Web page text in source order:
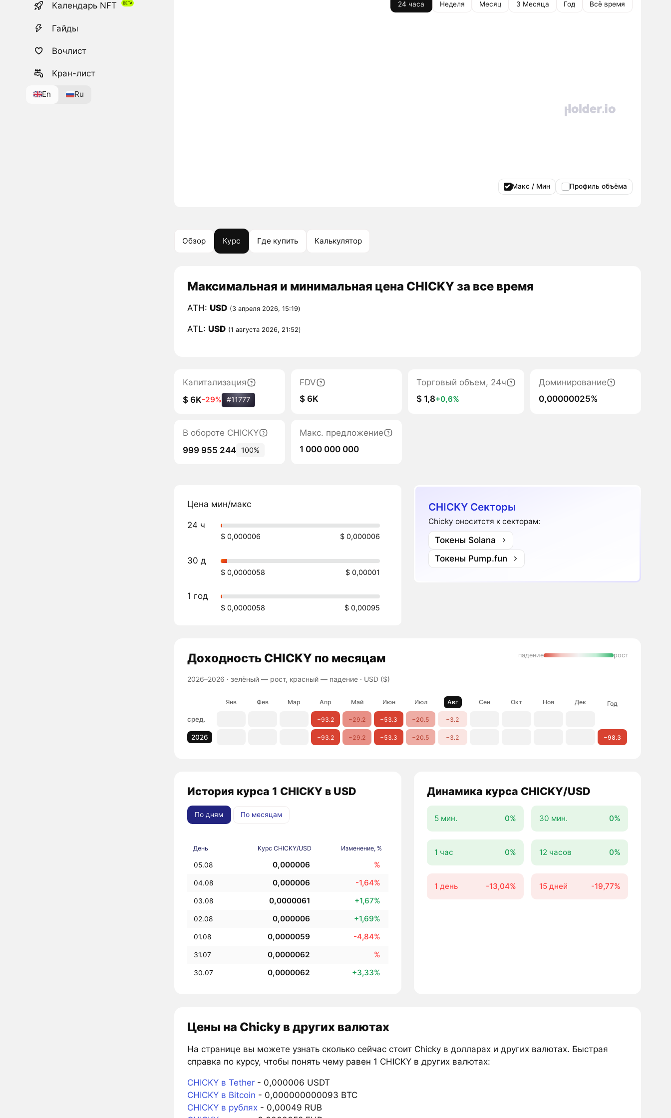
Календарь NFT
Гайды
Вочлист
Кран-лист
En Ru
24 часа Неделя Месяц 3 Месяца Год Всё время
Макс / Мин Профиль объёма
Обзор Курс Где купить Калькулятор
Максимальная и минимальная цена CHICKY за все время
ATH: USD (3 апреля 2026, 15:19)
ATL: USD (1 августа 2026, 21:52)
Капитализация
$ 6K-29% #11777
FDV
$ 6K
Торговый объем, 24ч
$ 1,8+0,6%
Доминирование
0,00000025%
В обороте CHICKY
999 955 244
100%
Макс. предложение
1 000 000 000
Цена мин/макс
24 ч
$ 0,000006 $ 0,000006
30 д
$ 0,0000058 $ 0,00001
1 год
$ 0,0000058 $ 0,00095
CHICKY Секторы
Chicky оноситстя к секторам:
Токены Solana
Токены Pump.fun
ДоходностьCHICKY по месяцам
2026–2026 · зелёный — рост, красный — падение· USD ($)
падение рост
Янв Фев Мар Апр Май Июн Июл Авг Сен Окт Ноя Дек Год
сред. −93.2 −29.2 −53.3 −20.5 −3.2
2026 −93.2 −29.2 −53.3 −20.5 −3.2 −98.3
История курса 1 CHICKY в USD
По дням По месяцам
День Курс CHICKY/USD Изменение, %
05.08 0,000006 %
04.08 0,000006 -1,64%
03.08 0,0000061 +1,67%
02.08 0,000006 +1,69%
01.08 0,0000059 -4,84%
31.07 0,0000062 %
30.07 0,0000062 +3,33%
Динамика курса CHICKY/USD
5 мин. 0% 30 мин. 0%
1 час 0% 12 часов 0%
1 день -13,04% 15 дней -19,77%
Цены на Chicky в других валютах
На странице вы можете узнать сколько сейчас стоит Chicky в долларах и других валютах. Быстрая
справка по курсу, чтобы понять чему равен 1 CHICKY в других валютах:
CHICKY в Tether- 0,000006 USDT
CHICKY в Bitcoin - 0,000000000093 BTC
CHICKY в рублях- 0,00049 RUB